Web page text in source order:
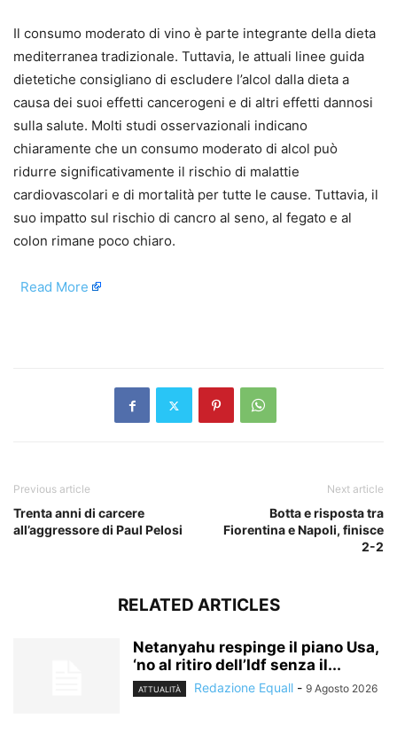
Il consumo moderato di vino è parte integrante della dieta
mediterranea tradizionale. Tuttavia, le attuali linee guida
dietetiche consigliano di escludere l’alcol dalla dieta a
causa dei suoi effetti cancerogeni e di altri effetti dannosi
sulla salute. Molti studi osservazionali indicano
chiaramente che un consumo moderato di alcol può
ridurre significativamente il rischio di malattie
cardiovascolari e di mortalità per tutte le cause. Tuttavia, il
suo impatto sul rischio di cancro al seno, al fegato e al
colon rimane poco chiaro.
Read More
Previous article
Trenta anni di carcere
all’aggressore di Paul Pelosi
Next article
Botta e risposta tra
Fiorentina e Napoli, finisce
2-2
RELATED ARTICLES
Netanyahu respinge il piano Usa,
‘no al ritiro dell’Idf senza il...
ATTUALITÀ Redazione Equall - 9 Agosto 2026